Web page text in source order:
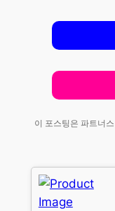
이 포스팅은 파트너